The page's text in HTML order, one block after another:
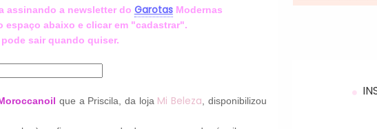
assinando a newsletter do GarotasModernas
espaço abaixo e clicar em "cadastrar".
sair quando quiser.
que a Priscila, da loja Mi Beleza , disponibilizou